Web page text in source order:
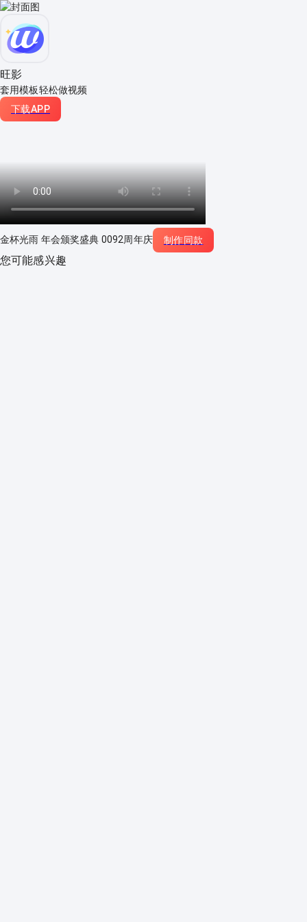
旺影
套用模板轻松做视频
下载APP
金杯光雨 年会颁奖盛典 0092周年庆 制作同款
您可能感兴趣